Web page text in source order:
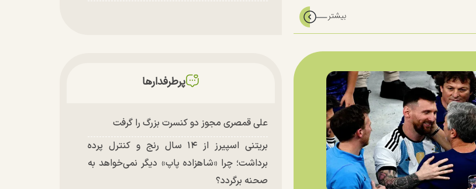
پرطرفدارها
علی قمصری مجوز دو کنسرت بزرگ را گرفت
بریتنی اسپیرز از ۱۴ سال رنج و کنترل پرده
برداشت؛ چرا «شاهزاده پاپ» دیگر نمی‌خواهد به
صحنه برگردد؟